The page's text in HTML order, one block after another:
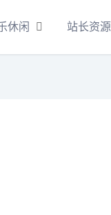
休闲 站长资源